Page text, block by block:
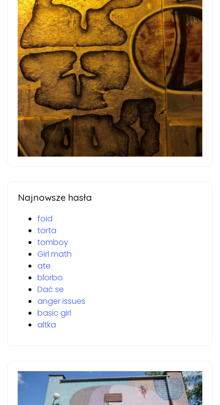
Najnowsze hasła
foid
torta
tomboy
Girl math
ate
blorbo
Dać se
anger issues
basic girl
altka